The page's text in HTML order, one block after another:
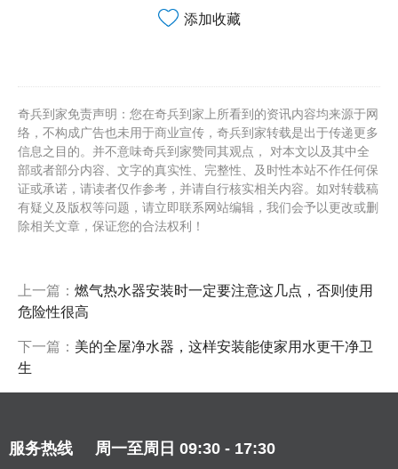
添加收藏
奇兵到家免责声明：您在奇兵到家上所看到的资讯内容均来源于网
络，不构成广告也未用于商业宣传，奇兵到家转载是出于传递更多
信息之目的。并不意味奇兵到家赞同其观点， 对本文以及其中全
部或者部分内容、文字的真实性、完整性、及时性本站不作任何保
证或承诺，请读者仅作参考，并请自行核实相关内容。如对转载稿
有疑义及版权等问题，请立即联系网站编辑，我们会予以更改或删
除相关文章，保证您的合法权利！
上一篇： 燃气热水器安装时一定要注意这几点，否则使用
危险性很高
下一篇： 美的全屋净水器，这样安装能使家用水更干净卫
生
服务热线 周一至周日 09:30 - 17:30